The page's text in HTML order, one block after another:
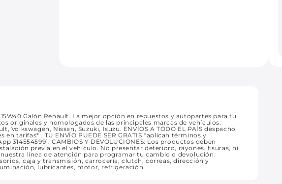
Galón Renault. La mejor opción en repuestos y autopartes para tu
originales y homologados de las principales marcas de vehículos:
Volkswagen, Nissan, Suzuki, Isuzu. ENVÍOS A TODO EL PAÍS despacho
tarifas* . TU ENVÍO PUEDE SER GRATIS *aplican términos y
3145545991. CAMBIOS Y DEVOLUCIONES: Los productos deben
previa en el vehículo. No presentar deterioro, rayones, fisuras, ni
línea de atención para programar tu cambio o devolución.
caja y transmisión, carrocería, clutch, correas, dirección y
lubricantes, motor, refrigeración.